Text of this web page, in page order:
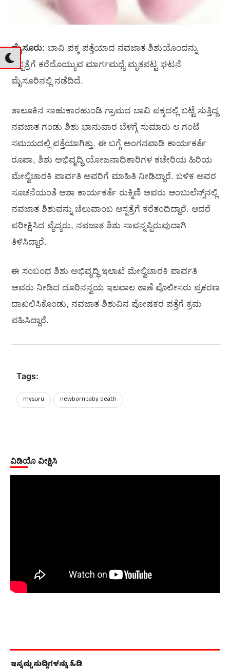
ಮೈಸೂರು: ಬಾವಿ ಪಕ್ಕ ಪತ್ತೆಯಾದ ನವಜಾತ ಶಿಶುಯೊಂದನ್ನು
ಆಸ್ಪತ್ರೆಗೆ ಕರೆದೊಯ್ಯುವ ಮಾರ್ಗಮಧ್ಯೆ ಮೃತಪಟ್ಟ ಘಟನೆ
ಮೈಸೂರಿನಲ್ಲಿ ನಡೆದಿದೆ.
ತಾಲೂಕಿನ ಸಾಹುಕಾರಹುಂಡಿ ಗ್ರಾಮದ ಬಾವಿ ಪಕ್ಕದಲ್ಲಿ ಬಟ್ಟೆ ಸುತ್ತಿದ್ದ
ನವಜಾತ ಗಂಡು ಶಿಶು ಭಾನುವಾರ ಬೆಳಗ್ಗೆ ಸುಮಾರು ೮ ಗಂಟೆ
ಸಮಯದಲ್ಲಿ ಪತ್ತೆಯಾಗಿತ್ತು. ಈ ಬಗ್ಗೆ ಅಂಗನವಾಡಿ ಕಾರ್ಯಕರ್ತೆ
ರೂಪಾ, ಶಿಶು ಅಭಿವೃದ್ಧಿ ಯೋಜನಾಧಿಕಾರಿಗಳ ಕಚೇರಿಯ ಹಿರಿಯ
ಮೇಲ್ವಿಚಾರಕಿ ಪಾರ್ವತಿ ಅವರಿಗೆ ಮಾಹಿತಿ ನೀಡಿದ್ದಾರೆ. ಬಳಿಕ ಅವರ
ಸೂಚನೆಯಂತೆ ಆಶಾ ಕಾರ್ಯಕರ್ತೆ ರುಕ್ಮಿಣಿ ಅವರು ಆಂಬುಲೆನ್ಸ್‌ನಲ್ಲಿ
ನವಜಾತ ಶಿಶುವನ್ನು ಚೆಲುವಾಂಬ ಆಸ್ಪತ್ರೆಗೆ ಕರೆತಂದಿದ್ದಾರೆ. ಆದರೆ
ಪರೀಕ್ಷಿಸಿದ ವೈದ್ಯರು, ನವಜಾತ ಶಿಶು ಸಾವನ್ನಪ್ಪಿರುವುದಾಗಿ
ತಿಳಿಸಿದ್ದಾರೆ.
ಈ ಸಂಬಂಧ ಶಿಶು ಅಭಿವೃದ್ಧಿ ಇಲಾಖೆ ಮೇಲ್ವಿಚಾರಕಿ ಪಾರ್ವತಿ
ಅವರು ನೀಡಿದ ದೂರಿನನ್ವಯ ಇಲವಾಲ ಠಾಣೆ ಪೊಲೀಸರು ಪ್ರಕರಣ
ದಾಖಲಿಸಿಕೊಂಡು, ನವಜಾತ ಶಿಶುವಿನ ಪೋಷಕರ ಪತ್ತೆಗೆ ಕ್ರಮ
ವಹಿಸಿದ್ದಾರೆ.
Tags:
mysuru newbornbaby death
ವಿಡಿಯೊ ವೀಕ್ಷಿಸಿ
ಇನ್ನಷ್ಟು ಸುದ್ದಿಗಳನ್ನು ಓದಿ